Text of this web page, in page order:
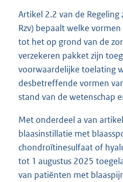
Artikel 2.2 van de
Rzv) bepaalt welke
tot het op grond van de
verzekeren pakket zijn
voorwaardelijke toelating
desbetreffende vormen
stand van de wetenschap
Met onderdeel a van
blaasinstillatie met
chondroïtinesulfaat of
tot 1 augustus 2025
van patiënten met